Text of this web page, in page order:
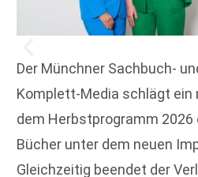
Der Münchner Sachbuch-
Komplett-Media schlägt ein
dem Herbstprogramm 2026
Bücher unter dem neuen
Gleichzeitig beendet der